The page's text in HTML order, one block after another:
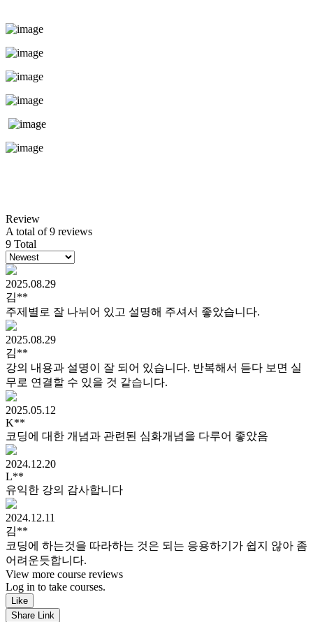
Review
A total of 9 reviews
9 Total
2025.08.29
김**
주제별로 잘 나뉘어 있고 설명해 주셔서 좋았습니다.
2025.08.29
김**
강의 내용과 설명이 잘 되어 있습니다. 반복해서 듣다 보면 실
무로 연결할 수 있을 것 같습니다.
2025.05.12
K**
코딩에 대한 개념과 관련된 심화개념을 다루어 좋았음
2024.12.20
L**
유익한 강의 감사합니다
2024.12.11
김**
코딩에 하는것을 따라하는 것은 되는 응용하기가 쉽지 않아 좀
어려운듯합니다.
View more course reviews
Log in to take courses.
Like
Share Link